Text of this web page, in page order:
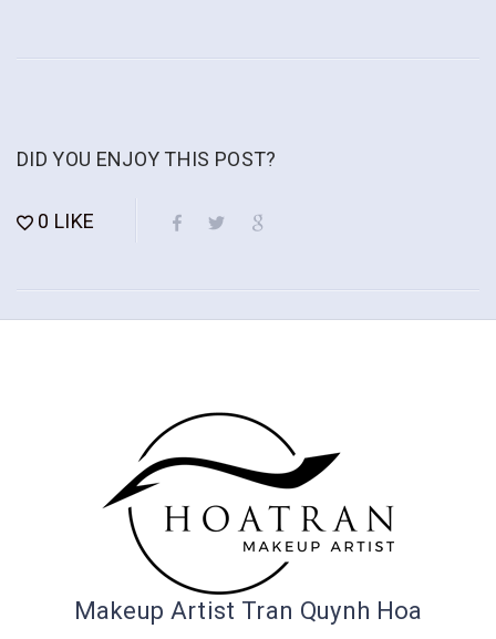
DID YOU ENJOY THIS POST?
0 LIKE
Makeup Artist Tran Quynh Hoa